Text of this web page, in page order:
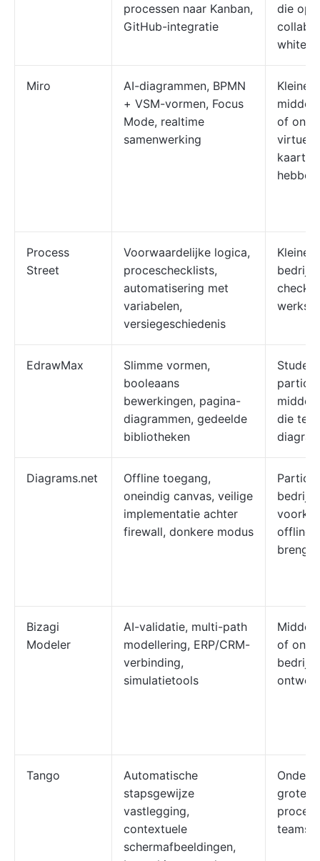
processen naar Kanban,
GitHub-integratie
die op
Miro
AI-diagrammen, BPMN
+ VSM-vormen, Focus
Mode, realtime
samenwerking
Kleine
of
kaart
hebben
Process
Street
Voorwaardelijke logica,
proceschecklists,
automatisering met
variabelen,
versiegeschiedenis
Kleine
EdrawMax
Slimme vormen,
booleaans
bewerkingen, pagina-
diagrammen, gedeelde
bibliotheken
die
Diagrams.net
Offline toegang,
oneindig canvas, veilige
implementatie achter
firewall, donkere modus
offline
Bizagi
Modeler
AI-validatie, multi-path
modellering, ERP/CRM-
verbinding,
simulatietools
of
Tango
Automatische
stapsgewijze
vastlegging,
contextuele
schermafbeeldingen,
grote
teams